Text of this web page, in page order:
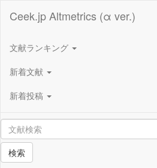
Ceek.jp Altmetrics (α ver.)
文献ランキング
新着文献
新着投稿
検索